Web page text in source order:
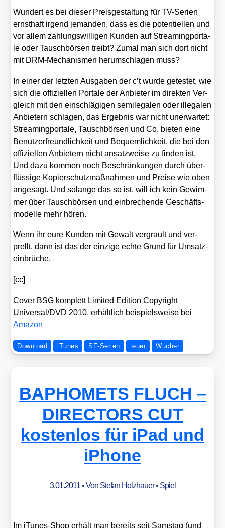
Wun­dert es bei die­ser Preis­ge­stal­tung für TV-Seri­en
ernst­haft irgend jeman­den, dass es die poten­ti­el­len und
vor allem zah­lungs­wil­li­gen Kun­den auf Strea­ming­por­ta­
le oder Tausch­bör­sen treibt? Zumal man sich dort nicht
mit DRM-Mecha­nis­men her­um­schla­gen muss?
In einer der letz­ten Aus­ga­ben der c’t wur­de getes­tet, wie
sich die offi­zi­el­len Por­ta­le der Anbie­ter im direk­ten Ver­
gleich mit den ein­schlä­gi­gen semi­le­ga­len oder ille­ga­len
Anbie­tern schla­gen, das Ergeb­nis war nicht uner­war­tet:
Strea­ming­por­ta­le, Tausch­bör­sen und Co. bie­ten eine
Benut­zer­freund­lich­keit und Bequem­lich­keit, die bei den
offi­zi­el­len Anbie­tern nicht ansatz­wei­se zu fin­den ist.
Und dazu kom­men noch Beschrän­kun­gen durch über­
flüs­si­ge Kopier­schutz­maß­nah­men und Prei­se wie oben
ange­sagt. Und solan­ge das so ist, will ich kein Gewim­
mer über Tausch­bör­sen und ein­bre­chen­de Geschäfts­
mo­del­le mehr hören.
Wenn ihr eure Kun­den mit Gewalt ver­grault und ver­
prellt, dann ist das der ein­zi­ge ech­te Grund für Umsatz­
ein­brü­che.
[cc]
Cover BSG kom­plett Limi­t­ed Edi­ti­on Copy­right
Universal/​DVD 2010, erhält­lich bei­spiels­wei­se bei
Ama­zon
Download iTunes SF-Serien teuer Wucher
BAPHOMETS FLUCH –
DIRECTORS CUT
kostenlos für iPad und
iPhone
3.01.2011• Von Stefan Holzhauer• Spiel
Im iTu­nes-Shop erhält man bereits seit Sams­tag (und